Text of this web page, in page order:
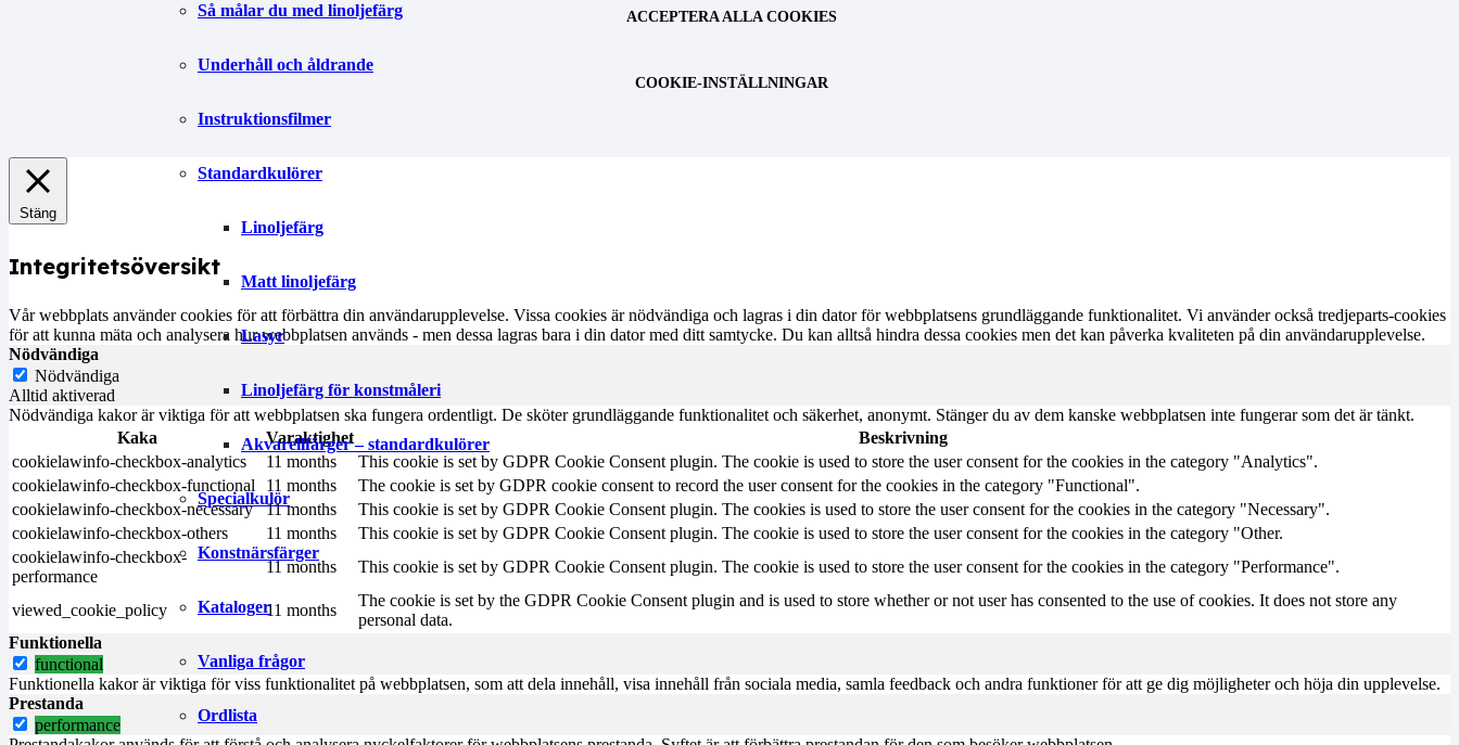
Så målar du med linoljefärg
Underhåll och åldrande
Instruktionsfilmer
Standardkulörer
Linoljefärg
Matt linoljefärg
Lasyr
Linoljefärg för konstmåleri
Akvarellfärger – standardkulörer
Specialkulör
Konstnärsfärger
Kataloger
Vanliga frågor
Ordlista
ACCEPTERA ALLA COOKIES
COOKIE-INSTÄLLNINGAR
Stäng
Integritetsöversikt
Vår webbplats använder cookies för att förbättra din användarupplevelse. Vissa cookies är nödvändiga och lagras i din dator för webbplatsens grundläggande funktionalitet. Vi använder också tredjeparts-cookies
för att kunna mäta och analysera hur webbplatsen används - men dessa lagras bara i din dator med ditt samtycke. Du kan alltså hindra dessa cookies men det kan påverka kvaliteten på din användarupplevelse.
Nödvändiga
Nödvändiga
Alltid aktiverad
Nödvändiga kakor är viktiga för att webbplatsen ska fungera ordentligt. De sköter grundläggande funktionalitet och säkerhet, anonymt. Stänger du av dem kanske webbplatsen inte fungerar som det är tänkt.
Kaka
Varaktighet
Beskrivning
cookielawinfo-checkbox-analytics
11 months
This cookie is set by GDPR Cookie Consent plugin. The cookie is used to store the user consent for the cookies in the category "Analytics".
cookielawinfo-checkbox-functional
11 months
The cookie is set by GDPR cookie consent to record the user consent for the cookies in the category "Functional".
cookielawinfo-checkbox-necessary
11 months
This cookie is set by GDPR Cookie Consent plugin. The cookies is used to store the user consent for the cookies in the category "Necessary".
cookielawinfo-checkbox-others
11 months
This cookie is set by GDPR Cookie Consent plugin. The cookie is used to store the user consent for the cookies in the category "Other.
cookielawinfo-checkbox-
performance
11 months This cookie is set by GDPR Cookie Consent plugin. The cookie is used to store the user consent for the cookies in the category "Performance".
viewed_cookie_policy 11 months
The cookie is set by the GDPR Cookie Consent plugin and is used to store whether or not user has consented to the use of cookies. It does not store any
personal data.
Funktionella
functional
Funktionella kakor är viktiga för viss funktionalitet på webbplatsen, som att dela innehåll, visa innehåll från sociala media, samla feedback och andra funktioner för att ge dig möjligheter och höja din upplevelse.
Prestanda
performance